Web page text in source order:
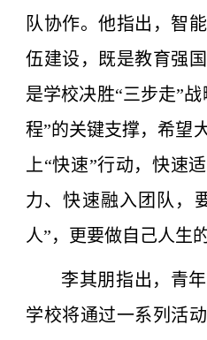
队协作。他指出，智
伍建设，既是教育强
是学校决胜“三步走”
程”的关键支撑，希望
上“快速”行动，快速
力、快速融入团队，
人”，更要做自己人生
李其朋指出，青
学校将通过一系列活